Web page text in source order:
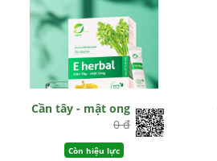
Cần tây - mật ong
0 đ
Còn hiệu lực